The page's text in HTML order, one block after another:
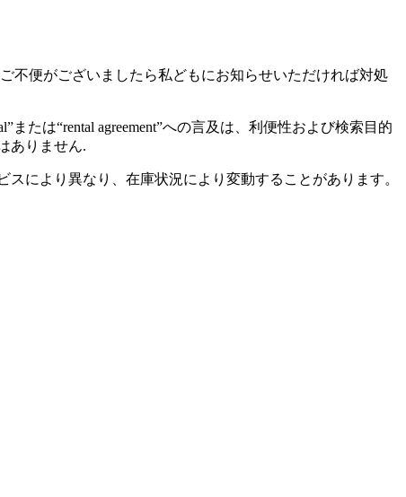
不便がございましたら私どもにお知らせいただければ対処
たは“rental agreement”への言及は、利便性および検索目的
ありません.
により異なり、在庫状況により変動することがあります。